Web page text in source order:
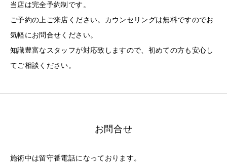
当店は完全予約制です。
ご予約の上ご来店ください。カウンセリングは無料ですのでお
気軽にお問合せください。
知識豊富なスタッフが対応致しますので、初めての方も安心し
てご相談ください。
お問合せ
施術中は留守番電話になっております。